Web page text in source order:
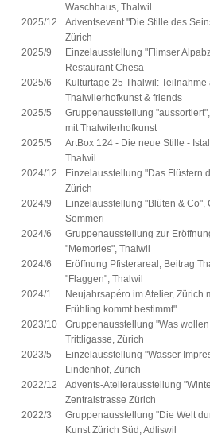
Waschhaus, Thalwil
2025/12
Adventsevent "Die Stille des
Zürich
2025/9
Einzelausstellung "Flimser
Restaurant Chesa
2025/6
Kulturtage 25 Thalwil:
Thalwilerhofkunst & friends
2025/5
Gruppenausstellung
mit Thalwilerhofkunst
2025/5
ArtBox 124 - Die neue Stille -
Thalwil
2024/12
Einzelausstellung "Das Flüstern
Zürich
2024/9
Einzelausstellung "Blüten & Co",
Sommeri
2024/6
Gruppenausstellung zur
"Memories", Thalwil
2024/6
Eröffnung Pfisterareal, Beitrag
"Flaggen", Thalwil
2024/1
Neujahrsapéro im Atelier, Zürich
Frühling kommt bestimmt"
2023/10
Gruppenausstellung "Was
Trittligasse, Zürich
2023/5
Einzelausstellung "Wasser
Lindenhof, Zürich
2022/12
Advents-Atelierausstellung
Zentralstrasse Zürich
2022/3
Gruppenausstellung "Die Welt
Kunst Zürich Süd, Adliswil